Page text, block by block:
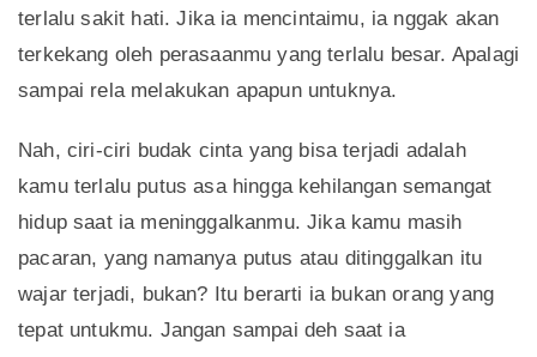
terlalu sakit hati. Jika ia mencintaimu, ia nggak akan
terkekang oleh perasaanmu yang terlalu besar. Apalagi
sampai rela melakukan apapun untuknya.
Nah, ciri-ciri budak cinta yang bisa terjadi adalah
kamu terlalu putus asa hingga kehilangan semangat
hidup saat ia meninggalkanmu. Jika kamu masih
pacaran, yang namanya putus atau ditinggalkan itu
wajar terjadi, bukan? Itu berarti ia bukan orang yang
tepat untukmu. Jangan sampai deh saat ia